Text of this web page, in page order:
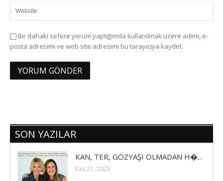
Bir dahaki sefere yorum yaptığımda kullanılmak üzere adımı, e-
posta adresimi ve web site adresimi bu tarayıcıya kaydet.
SON YAZILAR
KAN, TER, GÖZYAŞI OLMADAN H�...
Kas 21, 2025